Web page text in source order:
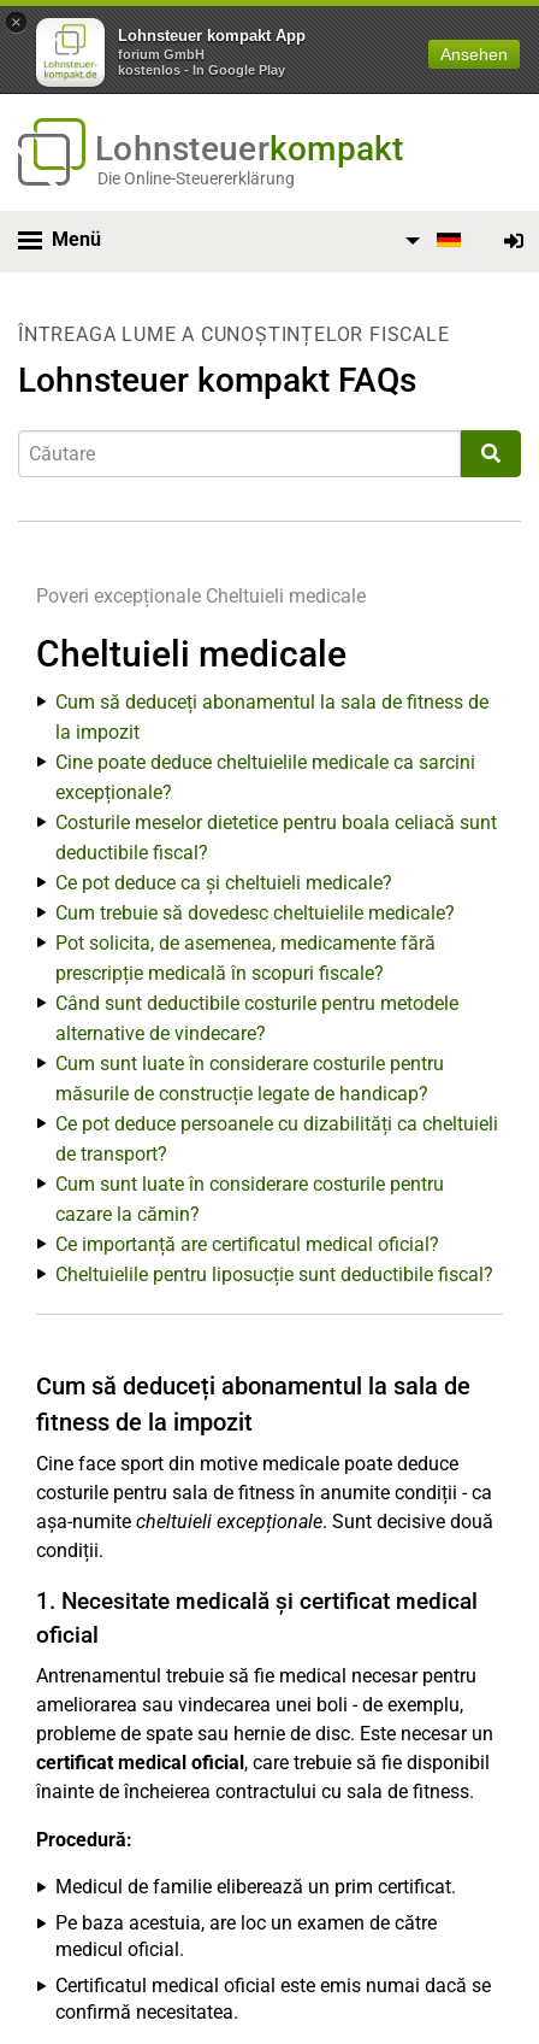
×
Lohnsteuer kompakt App
forium GmbH
kostenlos - In Google Play
Ansehen
Lohnsteuerkompakt
Die Online-Steuererklärung
Menü
ÎNTREAGA LUME A CUNOȘTINȚELOR FISCALE
Lohnsteuer kompakt FAQs
Poveri excepționale Cheltuieli medicale
Cheltuieli medicale
Cum să deduceți abonamentul la sala de fitness de
la impozit
Cine poate deduce cheltuielile medicale ca sarcini
excepționale?
Costurile meselor dietetice pentru boala celiacă sunt
deductibile fiscal?
Ce pot deduce ca și cheltuieli medicale?
Cum trebuie să dovedesc cheltuielile medicale?
Pot solicita, de asemenea, medicamente fără
prescripție medicală în scopuri fiscale?
Când sunt deductibile costurile pentru metodele
alternative de vindecare?
Cum sunt luate în considerare costurile pentru
măsurile de construcție legate de handicap?
Ce pot deduce persoanele cu dizabilități ca cheltuieli
de transport?
Cum sunt luate în considerare costurile pentru
cazare la cămin?
Ce importanță are certificatul medical oficial?
Cheltuielile pentru liposucție sunt deductibile fiscal?
Cum să deduceți abonamentul la sala de
fitness de la impozit
Cine face sport din motive medicale poate deduce
costurile pentru sala de fitness în anumite condiții - ca
așa-numite cheltuieli excepționale. Sunt decisive două
condiții.
1. Necesitate medicală și certificat medical
oficial
Antrenamentul trebuie să fie medical necesar pentru
ameliorarea sau vindecarea unei boli - de exemplu,
probleme de spate sau hernie de disc. Este necesar un
certificat medical oficial, care trebuie să fie disponibil
înainte de încheierea contractului cu sala de fitness.
Procedură:
Medicul de familie eliberează un prim certificat.
Pe baza acestuia, are loc un examen de către
medicul oficial.
Certificatul medical oficial este emis numai dacă se
confirmă necesitatea.